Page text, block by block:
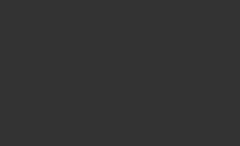
미니 원피스